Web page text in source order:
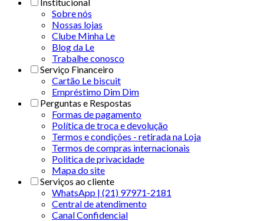
Sobre nós
Nossas lojas
Clube Minha Le
Blog da Le
Trabalhe conosco
Serviço Financeiro
Cartão Le biscuit
Empréstimo Dim Dim
Perguntas e Respostas
Formas de pagamento
Política de troca e devolução
Termos e condições - retirada na Loja
Termos de compras internacionais
Politica de privacidade
Mapa do site
Serviços ao cliente
WhatsApp | (21) 97971-2181
Central de atendimento
Canal Confidencial